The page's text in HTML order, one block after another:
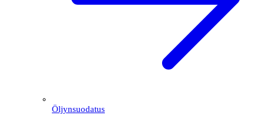
Öljynsuodatus